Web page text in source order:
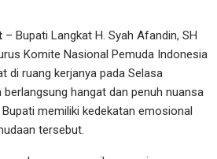
– Bupati Langkat H. Syah Afandin, SH
Komite Nasional Pemuda Indonesia
di ruang kerjanya pada Selasa
hangat dan penuh nuansa
memiliki kedekatan emosional
tersebut.